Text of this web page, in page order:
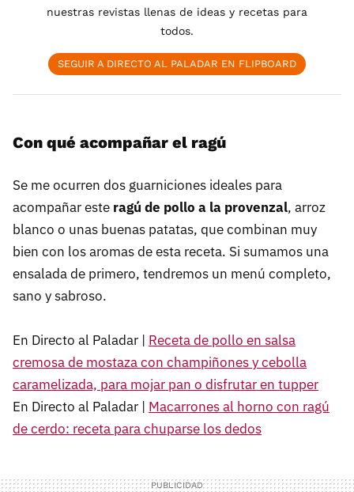
nuestras revistas llenas de ideas y recetas para
todos.
SEGUIR A DIRECTO AL PALADAR EN FLIPBOARD
Con qué acompañar el ragú
Se me ocurren dos guarniciones ideales para
acompañar este ragú de pollo a la provenzal, arroz
blanco o unas buenas patatas, que combinan muy
bien con los aromas de esta receta. Si sumamos una
ensalada de primero, tendremos un menú completo,
sano y sabroso.
En Directo al Paladar | Receta de pollo en salsa
cremosa de mostaza con champiñones y cebolla
caramelizada, para mojar pan o disfrutar en tupper
En Directo al Paladar | Macarrones al horno con ragú
de cerdo: receta para chuparse los dedos